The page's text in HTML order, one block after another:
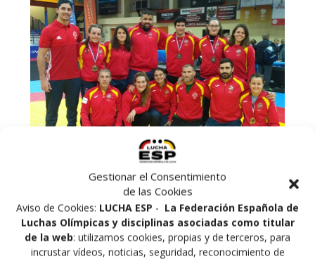
Gestionar el Consentimiento
de las Cookies
Aviso de Cookies: LUCHA ESP - La Federación Española de
Luchas Olímpicas y disciplinas asociadas como titular
de la web: utilizamos cookies, propias y de terceros, para
incrustar vídeos, noticias, seguridad, reconocimiento de
España consigue el primer puesto por equipos en el
global de la puntuación masculino y femenino del
torneo internacional Henri Deglane donde a nivel